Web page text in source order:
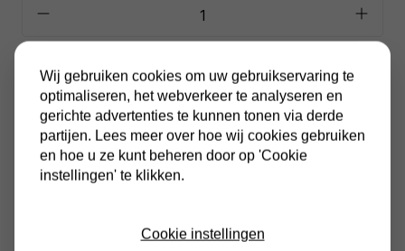
In winkelwagen
Alle prijzen zijn inclusief BTW
Altijd gratis verzending
Wij gebruiken cookies om uw gebruikservaring te
optimaliseren, het webverkeer te analyseren en
gerichte advertenties te kunnen tonen via derde
partijen. Lees meer over hoe wij cookies gebruiken
en hoe u ze kunt beheren door op 'Cookie
instellingen' te klikken.
Cookie instellingen